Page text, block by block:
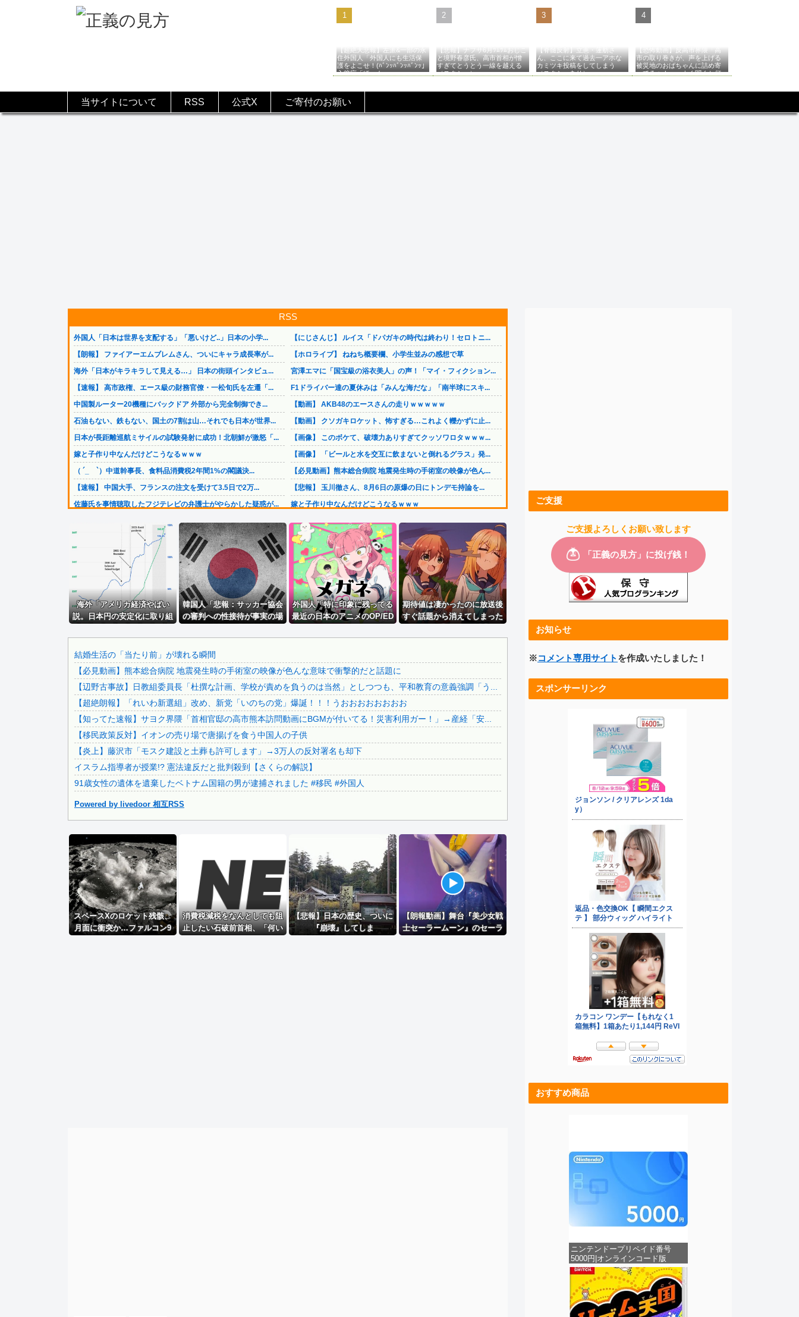
【超絶大悲報】左派&一部の永
住外国人「外国人にも生活保
護をよこせ！(ﾊﾞﾝｯﾊﾞﾝｯﾊﾞﾝｯ」
入管庁「ほーん…」→
【悲報】ナフサ6月ﾂﾑﾂﾑおじこ
と境野春彦氏、高市首相が憎
すぎてとうとう一線を越える
（スクショ）
【脊髄反射】立憲・蓮舫さ
ん、ここに来て過去一アホな
カミツキ投稿をしてしまう
（スクショあり）
【恐怖動画】反高市界隈「高
市の取り巻きが、声を上げる
被災地のおばちゃんに詰め寄
ってるぅ！」→よく聞くと何
当サイトについて RSS 公式X ご寄付のお願い
RSS
外国人「日本は世界を支配する」「悪いけど..」日本の小学...
【朗報】 ファイアーエムブレムさん、ついにキャラ成長率が...
海外「日本がキラキラして見える…」 日本の街頭インタビュ...
【速報】 高市政権、エース級の財務官僚・一松旬氏を左遷「...
中国製ルーター20機種にバックドア 外部から完全制御でき...
石油もない、鉄もない、国土の7割は山…それでも日本が世界...
日本が長距離巡航ミサイルの試験発射に成功！北朝鮮が激怒「...
嫁と子作り中なんだけどこうなるｗｗｗ
（ ´_ゝ`）中道幹事長、食料品消費税2年間1%の閣議決...
【速報】 中国大手、フランスの注文を受けて3.5日で2万...
佐藤氏を事情聴取したフジテレビの弁護士がやらかした疑惑が...
女さん、ワンピースグッズを大量注文→全キャンセルで逮捕ｗ...
【草】アル中「水飲みたくない！」 グラス「はい転倒」
【画像】田中みな実さん、妊娠中とは思えないヒール姿で登場...
暴力行為法違反の疑いで、毎日新聞記者を逮捕
ベイスターズ 5ー10 タイガース ビド初回7失点の大炎...
【UFO戦士ダイアポロン】NEO ダイナマイトアクション...
【動画】ロシアの空挺兵、パラシュートが開かずに墜落してし...
【悲報】信子のケツ、デカすぎる…
韓国警察、大韓サッカー協会を家宅捜索 代表監督選考巡り
【速報】影山優佳（25）、『爆弾発言』キタァアアアアアー...
【朗報】アラブ、秋田県に2兆円の投資wwwwwwwwww...
【悲報】ワイのせいで会社を辞めた新人が「3人」もいたこと...
ロケバスで性的暴行の罪、元ジャンポケ斉藤被告に懲役7年求...
【速報】 『有吉の夏休み』、とんでもない発表をしてしまう...
【画像】 北海道の1500万の中古物件、レベチｗｗｗｗｗ...
【画像】24歳の人妻さん、露天風呂で撮られるｗｗｗｗｗ...
Powered by livedoor 相互RSS
【にじさんじ】 ルイス「ドパガキの時代は終わり！セロトニ...
【ホロライブ】 ねねち概要欄、小学生並みの感想で草
宮澤エマに「国宝級の浴衣美人」の声！「マイ・フィクション...
F1ドライバー達の夏休みは「みんな海だな」「南半球にスキ...
【動画】 AKB48のエースさんの走りｗｗｗｗｗ
【動画】 クソガキロケット、怖すぎる…これよく轢かずに止...
【画像】 このボケて、破壊力ありすぎてクッソワロタｗｗｗ...
【画像】 「ビールと水を交互に飲まないと倒れるグラス」発...
【必見動画】熊本総合病院 地震発生時の手術室の映像が色ん...
【悲報】 玉川徹さん、8月6日の原爆の日にトンデモ持論を...
嫁と子作り中なんだけどこうなるｗｗｗ
（ ´_ゝ`）中道幹事長、食料品消費税2年間1%の閣議決...
【速報】 中国大手、フランスの注文を受けて3.5日で2万...
佐藤氏を事情聴取したフジテレビの弁護士がやらかした疑惑が...
【速報】 『有吉の夏休み』、とんでもない発表をしてしまう...
【速報】 『有吉の夏休み』、とんでもない発表をしてしまう...
【画像】 北海道の1500万の中古物件、レベチｗｗｗｗｗ...
【画像】 北海道の1500万の中古物件、レベチｗｗｗｗｗ...
【辺野古事故】日教組委員長「杜撰な計画、学校が責めを負う...
【知ってた速報】サヨク界隈「首相官邸の高市熊本訪問動画に...
【移民政策反対】イオンの売り場で唐揚げを食う中国人の子供
【炎上】藤沢市「モスク建設と土葬も許可します」→3万人の...
91歳女性の遺体を遺棄したベトナム国籍の男が逮捕されまし...
日本旅行キャンセルすべきか…1万年ぶり史上最大級の火山の...
無気力な韓国代表、オーストリアにも0-1で敗北…3月のA...
3.1節がある月なのに…3月のカレンダーに日本の富士山・...
韓国代表、コートジボワールに0対4で完敗＝韓国の反応
Powered by livedoor 相互RSS
海外「アメリカ経済やばい
説。日本円の安定化に取り組
韓国人「悲報：サッカー協会
の審判への性接待が事実の場
剥奪される模様…（ﾌﾞﾙﾌﾞﾙ」
＝韓国の反応
外国人「特に印象に残ってる
最近の日本のアニメのOP/ED
とないわ」（海外の反応）
期待値は凄かったのに放送後
すぐ話題から消えてしまった
結婚生活の「当たり前」が壊れる瞬間
【必見動画】熊本総合病院 地震発生時の手術室の映像が色んな意味で衝撃的だと話題に
【辺野古事故】日教組委員長「杜撰な計画、学校が責めを負うのは当然」としつつも、平和教育の意義強調「う...
【超絶朗報】「れいわ新選組」改め、新党「いのちの党」爆誕！！！うおおおおおおおお
【知ってた速報】サヨク界隈「首相官邸の高市熊本訪問動画にBGMが付いてる！災害利用ガー！」→産経「安...
【移民政策反対】イオンの売り場で唐揚げを食う中国人の子供
【炎上】藤沢市「モスク建設と土葬も許可します」→3万人の反対署名も却下
イスラム指導者が授業!? 憲法違反だと批判殺到【さくらの解説】
91歳女性の遺体を遺棄したベトナム国籍の男が逮捕されました #移民 #外国人
Powered by livedoor 相互RSS
スペースXのロケット残骸、
月面に衝突か…ファルコン9
消費税減税をなんとしても阻
止したい石破前首相、「何い
【悲報】日本の歴史、ついに
『崩壊』してしま
【朗報動画】舞台『美少女戦
士セーラームーン』のセーラ
ご支援
ご支援よろしくお願い致します
お知らせ
※コメント専用サイト を作成いたしました！
スポンサーリンク
おすすめ商品
ニンテンドープリペイド番号
5000円|オンラインコード版